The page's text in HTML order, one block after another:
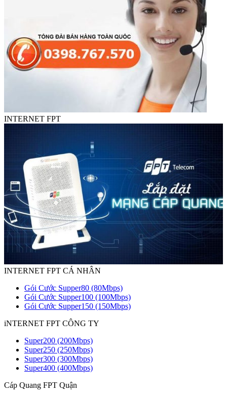
INTERNET FPT
INTERNET FPT CÁ NHÂN
Gói Cước Supper80 (80Mbps)
Gói Cước Supper100 (100Mbps)
Gói Cước Supper150 (150Mbps)
iNTERNET FPT CÔNG TY
Super200 (200Mbps)
Super250 (250Mbps)
Super300 (300Mbps)
Super400 (400Mbps)
Cáp Quang FPT Quận